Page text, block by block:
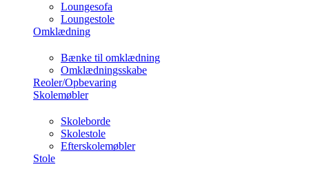
Loungesofa
Loungestole
Omklædning
Bænke til omklædning
Omklædningsskabe
Reoler/Opbevaring
Skolemøbler
Skoleborde
Skolestole
Efterskolemøbler
Stole